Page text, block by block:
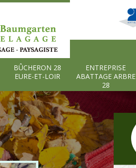
BÛCHERON 28
EURE-ET-LOIR
ENTREPRISE
ABATTAGE ARBRE
28